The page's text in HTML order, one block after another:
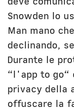
Snowden lo
Man mano
declinando,
Durante le
“l'app to go“
privacy della
offuscare la